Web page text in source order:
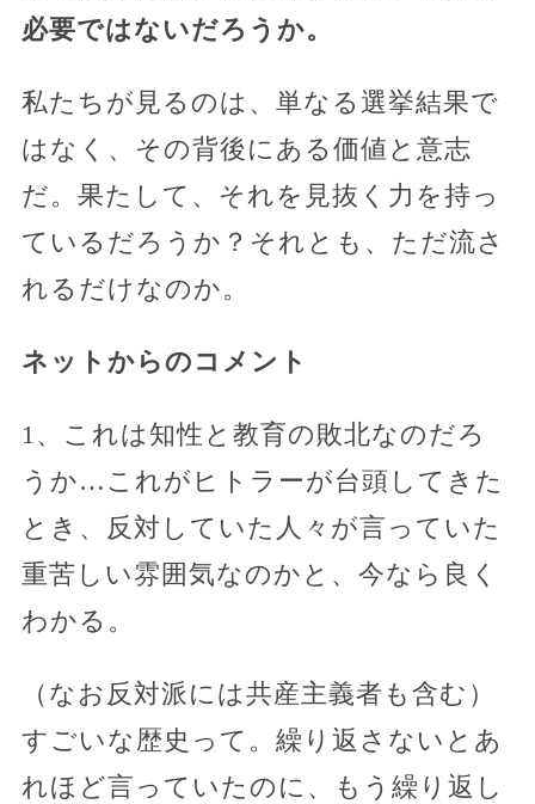
必要ではないだろうか。
私たちが見るのは、単なる選挙結果で
はなく、その背後にある価値と意志
だ。果たして、それを見抜く力を持っ
ているだろうか？それとも、ただ流さ
れるだけなのか。
ネットからのコメント
1、これは知性と教育の敗北なのだろ
うか…これがヒトラーが台頭してきた
とき、反対していた人々が言っていた
重苦しい雰囲気なのかと、今なら良く
わかる。
（なお反対派には共産主義者も含む）
すごいな歴史って。繰り返さないとあ
れほど言っていたのに、もう繰り返し